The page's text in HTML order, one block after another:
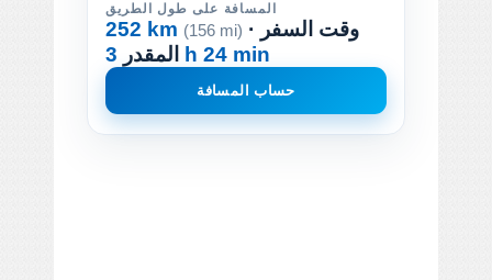
المسافة على طول الطريق
252 km (156 mi) · وقت السفر
المقدر 3 h 24 min
حساب المسافة